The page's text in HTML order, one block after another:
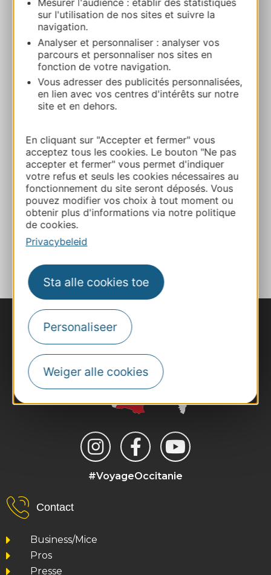
sur l'utilisation de nos sites et suivre la
navigation.
Analyser et personnaliser : analyser vos
parcours et personnaliser nos sites en
fonction de votre navigation.
Vous adresser des publicités personnalisées,
en lien avec vos centres d'intérêts sur notre
site et en dehors.
En cliquant sur "Accepter et fermer" vous
acceptez tous les cookies. Le bouton "Ne pas
accepter et fermer" vous permet d'indiquer
votre refus et seuls les cookies nécessaires au
fonctionnement du site seront déposés. Vous
pouvez modifier vos choix à tout moment ou
obtenir plus d'informations via notre politique
de cookies.
Privacybeleid
Sta alle cookies toe
Personaliseer
Weiger alle cookies
Maison d’hôtes La Cour Verte
27 rue des Frères DelgaGaillac 81600
GAILLAC
Bereken uw route
E-mail
Website
TOEVOEGEN
#VoyageOccitanie
Contact
Business/Mice
Pros
Presse